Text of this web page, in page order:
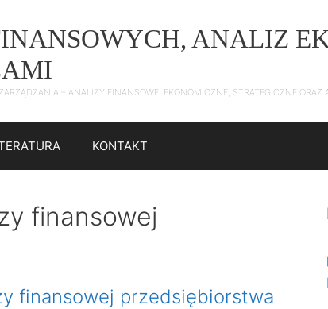
ANALIZ
– ANALIZY FINANSOWE, EKONOMICZNE, STRATEGICZNE
KONTAKT
finansowej
finansowej przedsiębiorstwa